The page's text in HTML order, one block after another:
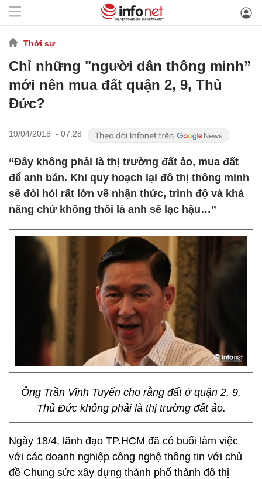
Thời sự
Chỉ những "người dân thông minh”
mới nên mua đất quận 2, 9, Thủ
Đức?
19/04/2018 - 07:28
“Đây không phải là thị trường đất ảo, mua đất
để anh bán. Khi quy hoạch lại đô thị thông minh
sẽ đòi hỏi rất lớn về nhận thức, trình độ và khả
năng chứ không thôi là anh sẽ lạc hậu…”
Ông Trần Vĩnh Tuyến cho rằng đất ở quận 2, 9,
Thủ Đức không phải là thị trường đất ảo.
Ngày 18/4, lãnh đạo TP.HCM đã có buổi làm việc
với các doanh nghiệp công nghệ thông tin với chủ
đề Chung sức xây dựng thành phố thành đô thị